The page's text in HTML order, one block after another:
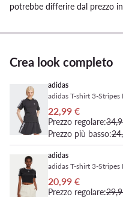
potrebbe differire dal prezzo
Crea look completo
adidas
adidas T-shirt 3-
22,99 €
Prezzo regolare:
Prezzo più basso:
adidas
adidas T-shirt 3-
20,99 €
Prezzo regolare: